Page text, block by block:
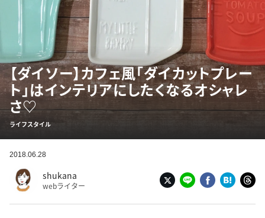
【ダイソー】カフェ風「ダイカットプレー
ト」はインテリアにしたくなるオシャレ
さ♡
ライフスタイル
2018.06.28
shukana
webライター